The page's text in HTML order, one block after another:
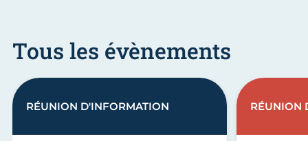
Tous les évènements
RÉUNION D'INFORMATION RÉUNION